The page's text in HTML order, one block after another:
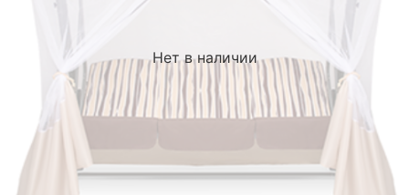
Нет в наличии